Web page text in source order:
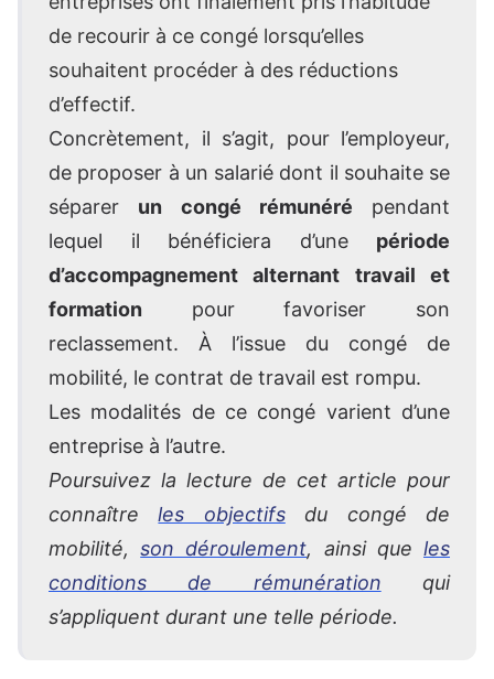
de recourir à ce congé lorsqu’elles
souhaitent procéder à des réductions
d’effectif.
Concrètement, il s’agit, pour l’employeur,
de proposer à un salarié dont il souhaite se
séparer un congé rémunéré pendant
lequel il bénéficiera d’une période
d’accompagnement alternant travail et
formation pour favoriser son
reclassement. À l’issue du congé de
mobilité, le contrat de travail est rompu.
Les modalités de ce congé varient d’une
entreprise à l’autre.
Poursuivez la lecture de cet article pour
connaîtreles objectifsdu congé de
mobilité,son déroulement, ainsi queles
conditions de rémunération qui
s’appliquent durant une telle période.